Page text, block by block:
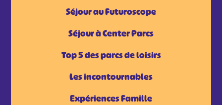
Séjour au Futuroscope
Séjour à Center Parcs
Top 5 des parcs de loisirs
Les incontournables
Expériences Famille